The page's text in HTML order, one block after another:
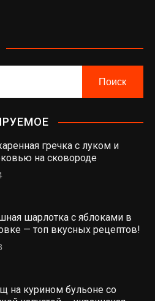
гречка с луком и
на сковороде
шарлотка с яблоками в
— топ вкусных рецептов!
на курином бульоне со